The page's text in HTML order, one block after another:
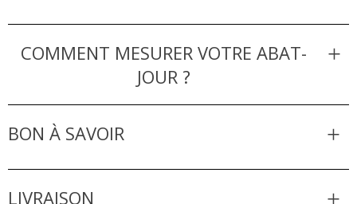
COMMENT MESURER VOTRE ABAT-
JOUR ?
BON À SAVOIR
LIVRAISON